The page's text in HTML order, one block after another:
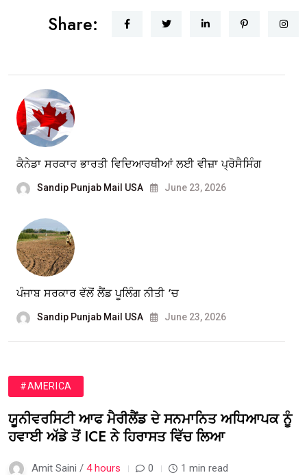
Share:
ਕੈਨੇਡਾ ਸਰਕਾਰ ਭਾਰਤੀ ਵਿਦਿਆਰਥੀਆਂ ਲਈ ਵੀਜ਼ਾ ਪ੍ਰੋਸੈਸਿੰਗ
Sandip Punjab Mail USA June 23, 2026
ਪੰਜਾਬ ਸਰਕਾਰ ਵੱਲੋਂ ਲੈਂਡ ਪੂਲਿੰਗ ਨੀਤੀ ‘ਚ
Sandip Punjab Mail USA June 23, 2026
#AMERICA
ਯੂਨੀਵਰਸਿਟੀ ਆਫ ਮੈਰੀਲੈਂਡ ਦੇ ਸਨਮਾਨਿਤ ਅਧਿਆਪਕ ਨੂੰ
ਹਵਾਈ ਅੱਡੇ ਤੋਂ ICE ਨੇ ਹਿਰਾਸਤ ਵਿੱਚ ਲਿਆ
Amit Saini / 4 hours 0 1 min read